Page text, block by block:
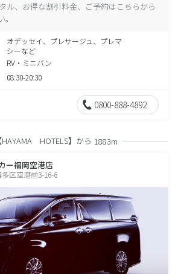
ル、お得な割引料金、ご予約はこちらから
オデッセイ、プレサージュ、プレマ
シーなど
RV・ミニバン
08:30-20:30
0800-888-4892
HOTELS】から 1883m
ー福岡空港店
区空港前3-16-6